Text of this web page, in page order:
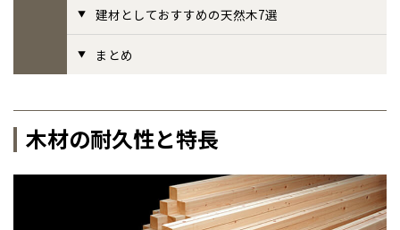
事業部紹介
グループ会社紹介
建材としておすすめの天然木7選
まとめ
木材の耐久性と特長